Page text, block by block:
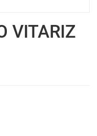
VITARIZ